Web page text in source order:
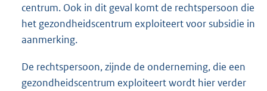
centrum. Ook in dit geval komt de rechtspersoon die
het gezondheidscentrum exploiteert voor subsidie in
aanmerking.
De rechtspersoon, zijnde de onderneming, die een
gezondheidscentrum exploiteert wordt hier verder